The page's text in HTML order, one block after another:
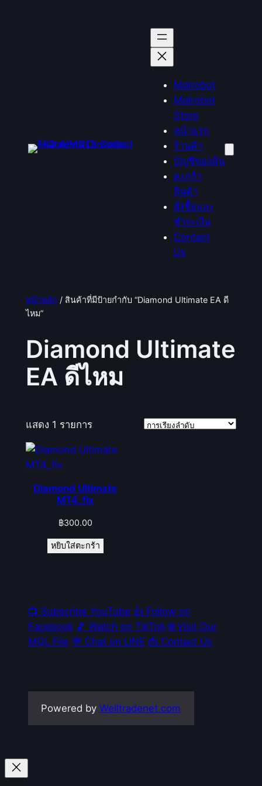
Mqlrobot
Mqlrobot
Store
หน้าแรก
ร้านค้า
บัญชีของฉัน
ตะกร้า
สินค้า
สั่งซื้อและ
ชำระเงิน
Contact
Us
หน้าหลัก / สินค้าที่มีป้ายกำกับ “Diamond Ultimate EA ดี
ไหม”
Diamond Ultimate
EA ดีไหม
แสดง 1 รายการ
Diamond Ultimate
MT4_fix
฿300.00
หยิบใส่ตะกร้า
📺 Subscribe YouTube 👍 Follow on
Facebook 🎵 Watch on TikTok 🌐 Visit Our
MQL File 💬 Chat on LINE 📩 Contact Us
Powered byWelltradenet.com